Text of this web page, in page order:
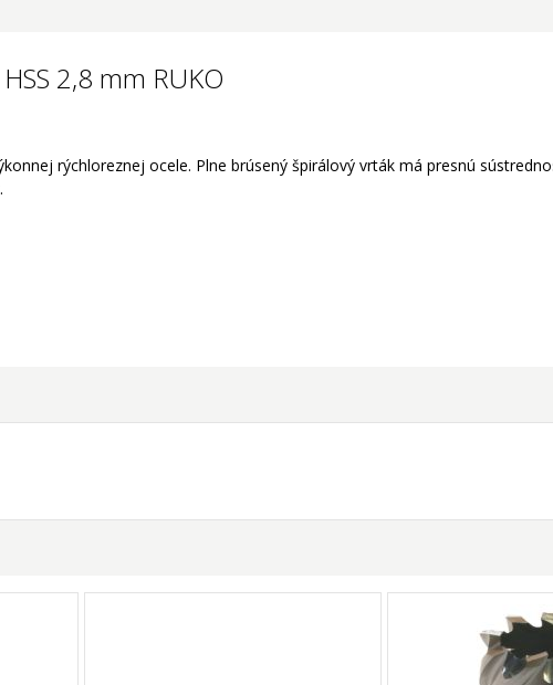
2,8 mm RUKO
rýchloreznej ocele. Plne brúsený špirálový vrták má presnú